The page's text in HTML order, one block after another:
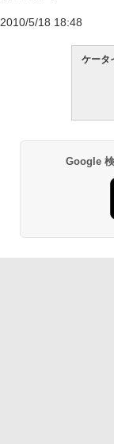
2010/5/18 18:48
ケータ
Google